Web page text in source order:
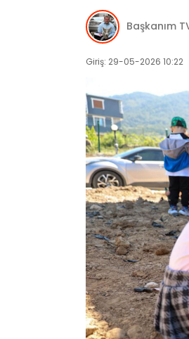
Başkanım
Giriş: 29-05-2026 10:22